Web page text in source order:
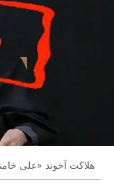
هلاکت آخوند «علی